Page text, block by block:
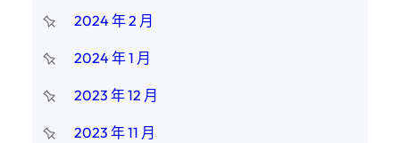
2024 年 2 月
2024 年 1 月
2023 年 12 月
2023 年 11 月